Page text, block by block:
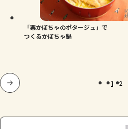
「栗かぼちゃのポタージュ」で
つくるかぼちゃ鍋
1 2